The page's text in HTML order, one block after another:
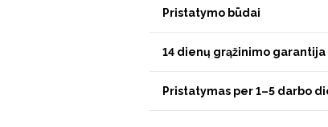
Pristatymo būdai
14 dienų grąžinimo garantija
Pristatymas per 1–5 darbo